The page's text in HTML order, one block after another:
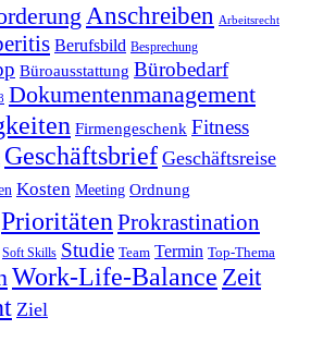
Anschreiben Arbeitsrecht
Berufsbild Besprechung
Büroausstattung Bürobedarf
Dokumentenmanagement
Firmengeschenk Fitness
Geschäftsbrief Geschäftsreise
Kosten Meeting Ordnung
Prioritäten Prokrastination
Soft Skills Studie Team Termin Top-Thema
Work-Life-Balance Zeit
Ziel